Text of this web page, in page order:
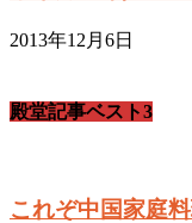
2013年12月6日
殿堂記事ベスト3
これぞ中国家庭